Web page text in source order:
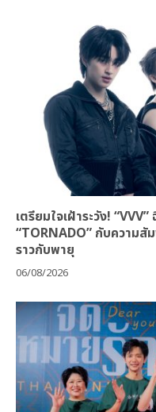
เตรียมใจเฝ้าระวัง!
“TORNADO” กับความสั
ราวกับพายุ
06/08/2026